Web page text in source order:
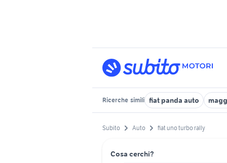
Ricerche simili fiat panda auto
Subito Auto fiat uno turbo rally
Cosa cerchi?